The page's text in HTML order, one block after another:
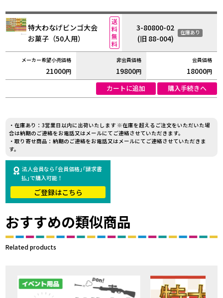
特大わなげビンゴ大会
お菓子（50人用）
送
料
無
料
3-80800-02
(旧 88-004)
在庫あり
21000円 19800円 18000円
カートに追加 購入手続きへ
・在庫あり：3営業日以内に出荷いたします ※在庫を超えるご注文をいただいた場
合は納期のご連絡をお電話又はメールにてご連絡させていただきます。
・取り寄せ商品：納期のご連絡をお電話又はメールにてご連絡させていただきま
す。
法人会員なら｢会員価格｣｢請求書
払｣で購入可能！
ご登録はこちら
おすすめの類似商品
Related products